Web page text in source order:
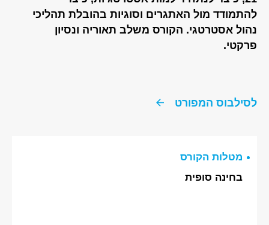
להתמודד מול האתגרים וסוגיות בהובלת תהליכי
נהול אסטרטגי. הקורס משלב תאוריה ונסיון
פרקטי.
לסילבוס המפורט
מטלות הקורס
בחינה סופית